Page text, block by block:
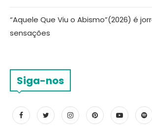
“Aquele Que Viu o Abismo”(2026) é
sensações
Siga-nos